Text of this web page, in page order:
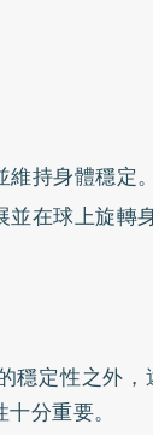
持身體穩定。
在球上旋轉身
穩定性之外
分重要。